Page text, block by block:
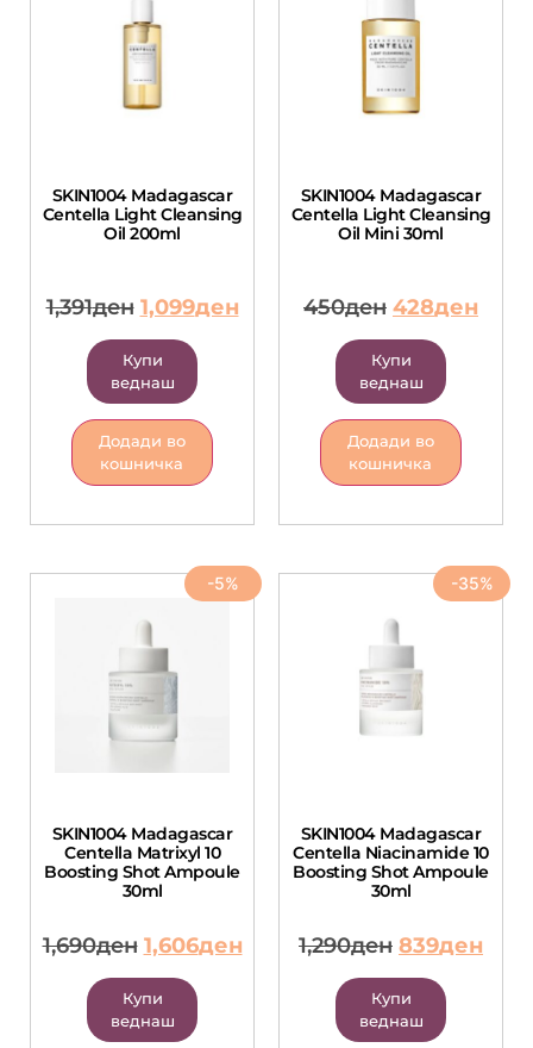
SKIN1004 Madagascar
Centella Light Cleansing
Oil 200ml
1,391ден 1,099ден
Купи
веднаш
Додади во
кошничка
SKIN1004 Madagascar
Centella Light Cleansing
Oil Mini 30ml
450ден 428ден
Купи
веднаш
Додади во
кошничка
-5%
SKIN1004 Madagascar
Centella Matrixyl 10
Boosting Shot Ampoule
30ml
1,690ден 1,606ден
Купи
веднаш
-35%
SKIN1004 Madagascar
Centella Niacinamide 10
Boosting Shot Ampoule
30ml
1,290ден 839ден
Купи
веднаш